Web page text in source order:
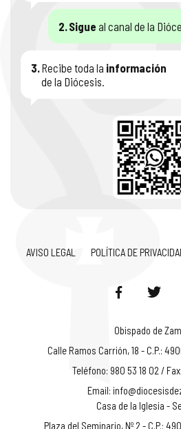
2.Sigue al canal de la
3.Recibe toda la información
de la Diócesis.
AVISO LEGAL POLÍTICA DE
Obispado de
Calle Ramos Carrión, 18 - C.P.:
Teléfono: 980 53 18 02 /
Email:
Casa de la Iglesia -
Plaza del Seminario, Nº 2 - C.P.: